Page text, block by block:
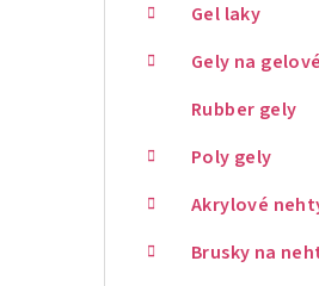
Gel laky
Gely na
Rubber gely
Poly gely
Akrylové
Brusky na